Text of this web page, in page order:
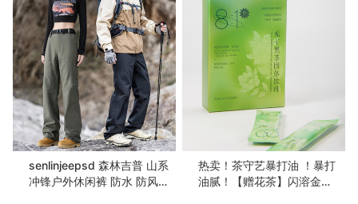
senlinjeepsd 森林吉普 山系
冲锋户外休闲裤 防水 防风
热卖！茶守艺暴打油 ！暴打
油腻！【赠花茶】闪溶金花